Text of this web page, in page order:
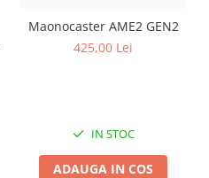
Maonocaster AME2 GEN2
425,00 Lei
IN STOC
ADAUGA IN COS